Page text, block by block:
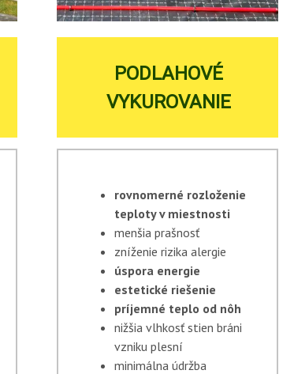
PODLAHOVÉ
VYKUROVANIE
rovnomerné rozloženie
teploty v miestnosti
menšia prašnosť
zníženie rizika alergie
úspora energie
estetické riešenie
príjemné teplo od nôh
nižšia vlhkosť stien bráni
vzniku plesní
minimálna údržba